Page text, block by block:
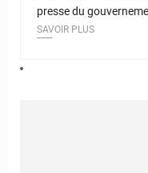
presse du
SAVOIR PLUS